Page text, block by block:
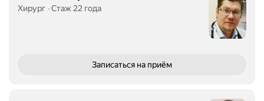
Хирург Стаж 22 года
Записаться на приём